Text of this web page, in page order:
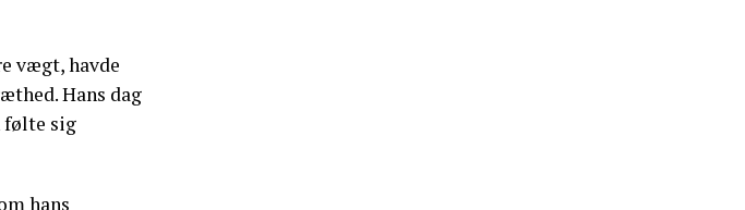
vægt, havde
Hans dag
følte sig
hans